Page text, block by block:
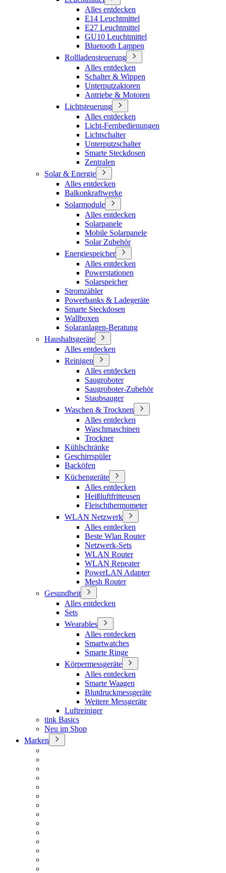
Alles entdecken
E14 Leuchtmittel
E27 Leuchtmittel
GU10 Leuchtmittel
Bluetooth Lampen
Rollladensteuerung
Alles entdecken
Schalter & Wippen
Unterputzaktoren
Antriebe & Motoren
Lichtsteuerung
Alles entdecken
Licht-Fernbedienungen
Lichtschalter
Unterputzschalter
Smarte Steckdosen
Zentralen
Solar & Energie
Alles entdecken
Balkonkraftwerke
Solarmodule
Alles entdecken
Solarpanele
Mobile Solarpanele
Solar Zubehör
Energiespeicher
Alles entdecken
Powerstationen
Solarspeicher
Stromzähler
Powerbanks & Ladegeräte
Smarte Steckdosen
Wallboxen
Solaranlagen-Beratung
Haushaltsgeräte
Alles entdecken
Reinigen
Alles entdecken
Saugroboter
Saugroboter-Zubehör
Staubsauger
Waschen & Trocknen
Alles entdecken
Waschmaschinen
Trockner
Kühlschränke
Geschirrspüler
Backöfen
Küchengeräte
Alles entdecken
Heißluftfritteusen
Fleischthermometer
WLAN Netzwerk
Alles entdecken
Beste Wlan Router
Netzwerk-Sets
WLAN Router
WLAN Repeater
PowerLAN Adapter
Mesh Router
Gesundheit
Alles entdecken
Sets
Wearables
Alles entdecken
Smartwatches
Smarte Ringe
Körpermessgeräte
Alles entdecken
Smarte Waagen
Blutdruckmessgeräte
Weitere Messgeräte
Luftreiniger
tink Basics
Neu im Shop
Marken